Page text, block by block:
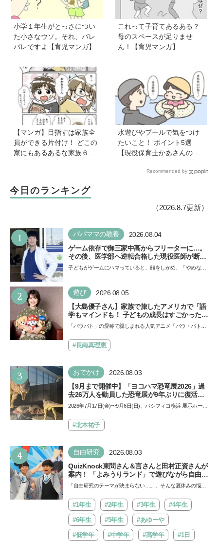
小学１年生がとっさについ
た小さなウソ。それ、バレ
バレですよ【育児マンガ】
これって子育てあるある？
母のスペースが足りませ
ん！【育児マンガ】
【マンガ】目指すは家族全
員ができる片付け！ どこの
家にもあるあるな家族６人
水遊びやプールで気をつけ
たいこと！ ポイント5選
【現役保育士かあさんの子
Recommended by
今日のランキング
（2026.8.7更新）
1 パパママの教養 2026.08.04
ゲーム依存で御三家中高からフリーターに…。
その後、医学部へ逆転合格した現役医師が断言
「ゲームの経験が受験勉強に役立った」そう考
子どもがゲームにハマっていると、顔をしかめ、「やめなさ
い…
2 遊び 2026.08.05
【大島優子さん】家族で旅したアメリカで「語
学もマインドも！ 子どもの成長はすごかった」
声優をつとめた映画『パウ・パトロール ザ・ダ
できると子どもに知ってほしい
「パウパト」の愛称で親しまれる人気アニメ「パウ・パトロ
ザ…#長南真理恵
3 おでかけ 2026.08.03
【9月まで開催中】「ヨコハマ恐竜展2026」過
去26万人を動員した恐竜展が9年ぶりに復活！
夏休みのおでかけで楽しむポイントを完全ガイ
2026年7月17日(金)〜9月6日(日)、パシフィコ横浜 展示ホール
催…#北本祐子
4 自由研究 2026.08.03
QuizKnock東問さん＆言さんと田村正資さんが
案内！ 「よみうりランド」で遊びながら自由研
究が進む期間限定イベントが開催
「自由研究のテーマが決まらない…」。そんな夏休みの悩み
バ!!…
#1年生 #2年生 #3年生 #4年生
#6年生 #5年生 #あゆーや
#低学年 #中学年 #高学年 #1日